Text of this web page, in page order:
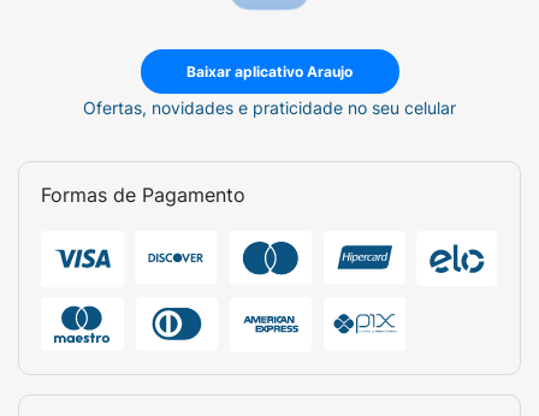
Baixar aplicativo Araujo
Ofertas, novidades e praticidade no seu celular
Formas de Pagamento